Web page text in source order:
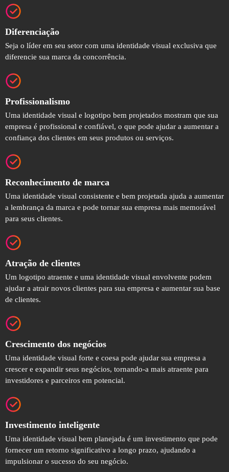
Diferenciação
Seja o líder em seu setor com uma identidade visual exclusiva que
diferencie sua marca da concorrência.
Profissionalismo
Uma identidade visual e logotipo bem projetados mostram que sua
empresa é profissional e confiável, o que pode ajudar a aumentar a
confiança dos clientes em seus produtos ou serviços.
Reconhecimento de marca
Uma identidade visual consistente e bem projetada ajuda a aumentar
a lembrança da marca e pode tornar sua empresa mais memorável
para seus clientes.
Atração de clientes
Um logotipo atraente e uma identidade visual envolvente podem
ajudar a atrair novos clientes para sua empresa e aumentar sua base
de clientes.
Crescimento dos negócios
Uma identidade visual forte e coesa pode ajudar sua empresa a
crescer e expandir seus negócios, tornando-a mais atraente para
investidores e parceiros em potencial.
Investimento inteligente
Uma identidade visual bem planejada é um investimento que pode
fornecer um retorno significativo a longo prazo, ajudando a
impulsionar o sucesso do seu negócio.